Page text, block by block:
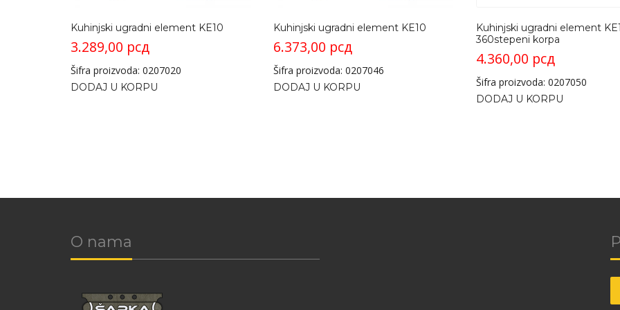
Kuhinjski ugradni element KE10
3.289,00 рсд
Šifra proizvoda: 0207020
DODAJ U KORPU
Kuhinjski ugradni element KE10
6.373,00 рсд
Šifra proizvoda: 0207046
DODAJ U KORPU
Kuhinjski ugradni element
360stepeni korpa
4.360,00 рсд
Šifra proizvoda: 0207050
DODAJ U KORPU
O nama